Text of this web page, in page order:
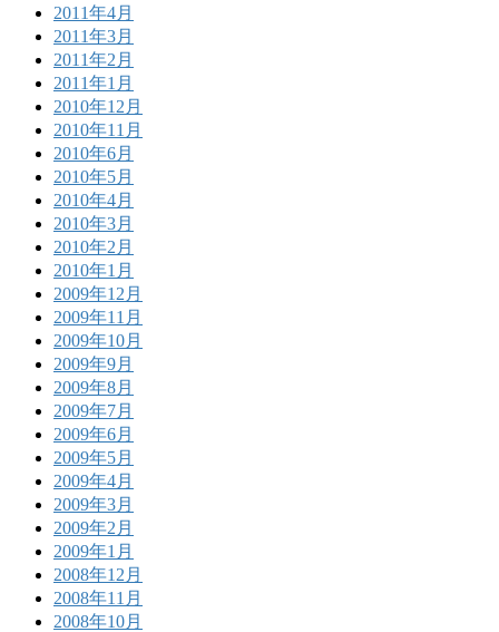
2011年4月
2011年3月
2011年2月
2011年1月
2010年12月
2010年11月
2010年6月
2010年5月
2010年4月
2010年3月
2010年2月
2010年1月
2009年12月
2009年11月
2009年10月
2009年9月
2009年8月
2009年7月
2009年6月
2009年5月
2009年4月
2009年3月
2009年2月
2009年1月
2008年12月
2008年11月
2008年10月